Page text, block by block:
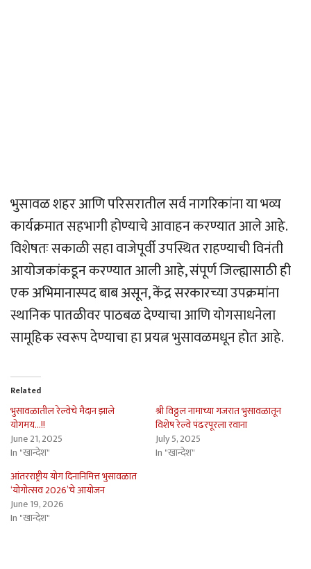
भुसावळ शहर आणि परिसरातील सर्व नागरिकांना या भव्य
कार्यक्रमात सहभागी होण्याचे आवाहन करण्यात आले आहे.
विशेषतः सकाळी सहा वाजेपूर्वी उपस्थित राहण्याची विनंती
आयोजकांकडून करण्यात आली आहे, संपूर्ण जिल्ह्यासाठी ही
एक अभिमानास्पद बाब असून, केंद्र सरकारच्या उपक्रमांना
स्थानिक पातळीवर पाठबळ देण्याचा आणि योगसाधनेला
सामूहिक स्वरूप देण्याचा हा प्रयत्न भुसावळमधून होत आहे.
Related
भुसावळातील रेल्वेचे मैदान झाले
योगमय…!!
June 21, 2025
In "खान्देश"
श्री विठ्ठल नामाच्या गजरात भुसावळातून
विशेष रेल्वे पंढरपूरला रवाना
July 5, 2025
In "खान्देश"
आंतरराष्ट्रीय योग दिनानिमित्त भुसावळात
‘योगोत्सव 2026’चे आयोजन
June 19, 2026
In "खान्देश"